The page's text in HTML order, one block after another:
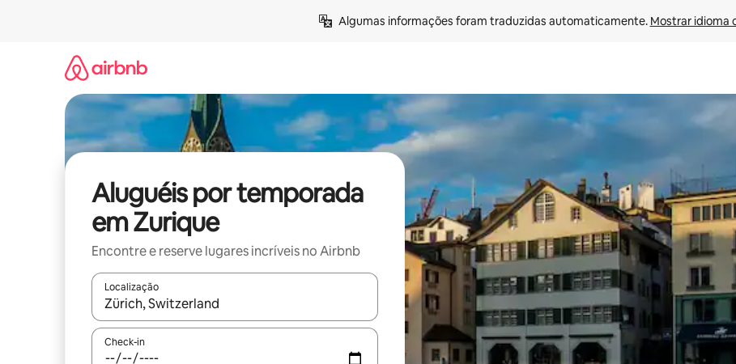
Algumas informações foram traduzidas automaticamente. Mostrar idioma
Aluguéis por temporada
em Zurique
Encontre e reserve lugares incríveis no Airbnb
Localização
Quando os resultados estiverem disponíveis, explore-os usando as seta para cima e para baixo do teclado ou tocando e
Check-in